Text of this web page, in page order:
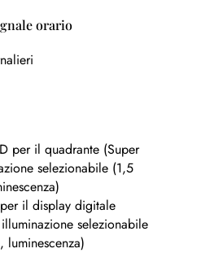
orario
per il quadrante (Super
selezionabile (1,5
il display digitale
selezionabile